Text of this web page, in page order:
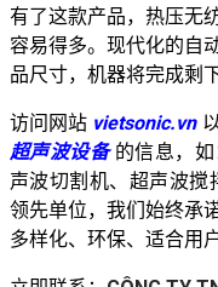
有了这款产品，热压无
容易得多。 现代化的自
品尺寸，机器将完成剩
访问网站 vietsonic.vn
超声波设备的信息，如
声波切割机、超声波
领先单位，我们始终承
多样化、环保、适合用